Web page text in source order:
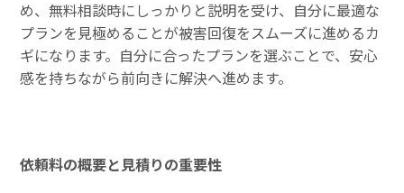
め、無料相談時にしっかりと説明を受け、自分に最適な
プランを見極めることが被害回復をスムーズに進めるカ
ギになります。自分に合ったプランを選ぶことで、安心
感を持ちながら前向きに解決へ進めます。
依頼料の概要と見積りの重要性